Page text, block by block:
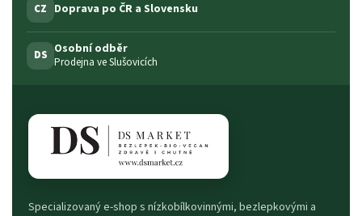
CZ Doprava po ČR a Slovensku
DS Osobní odběr
Prodejna ve Slušovicích
Specializovaný e-shop s nízkobílkovinnými, bezlepkovými a